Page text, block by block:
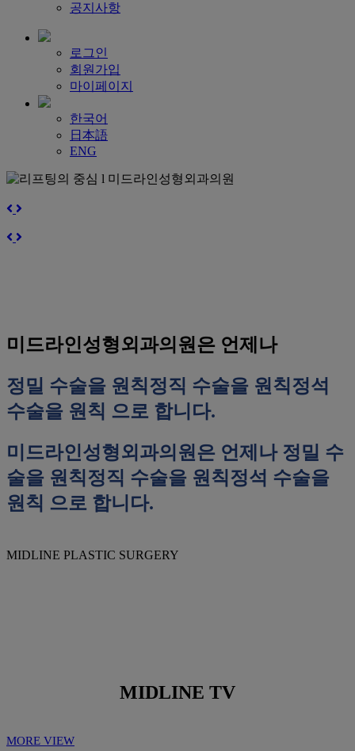
공지사항
로그인
회원가입
마이페이지
한국어
日本語
ENG
미드라인성형외과의원은 언제나
정밀 수술을 원칙 정직 수술을 원칙 정석
수술을 원칙 으로 합니다.
미드라인성형외과의원은 언제나 정밀 수
술을 원칙 정직 수술을 원칙 정석 수술을
원칙 으로 합니다.
MIDLINE PLASTIC SURGERY
MIDLINE TV
MORE VIEW